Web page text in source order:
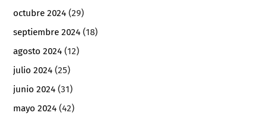
octubre 2024 (29)
septiembre 2024 (18)
agosto 2024 (12)
julio 2024 (25)
junio 2024 (31)
mayo 2024 (42)